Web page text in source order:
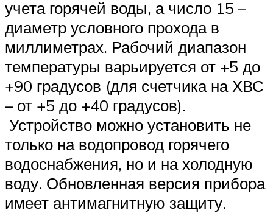
учета горячей воды, а число 15 –
диаметр условного прохода в
миллиметрах. Рабочий диапазон
температуры варьируется от +5 до
+90 градусов (для счетчика на ХВС
– от +5 до +40 градусов).
Устройство можно установить не
только на водопровод горячего
водоснабжения, но и на холодную
воду. Обновленная версия прибора
имеет антимагнитную защиту.